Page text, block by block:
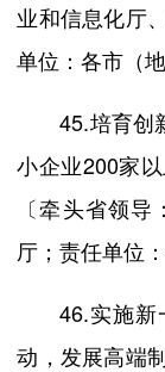
业和信息化厅
单位：各市（
45.培育创
小企业200家
〔牵头省领
厅；责任单位
46.实施
动，发展高端